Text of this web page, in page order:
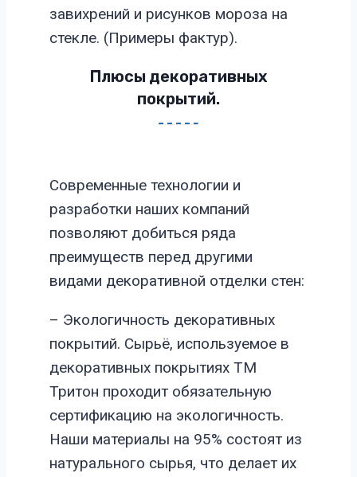
завихрений и рисунков мороза на
стекле. (Примеры фактур).
Плюсы декоративных
покрытий.
Современные технологии и
разработки наших компаний
позволяют добиться ряда
преимуществ перед другими
видами декоративной отделки стен:
– Экологичность декоративных
покрытий. Сырьё, используемое в
декоративных покрытиях ТМ
Тритон проходит обязательную
сертификацию на экологичность.
Наши материалы на 95% состоят из
натурального сырья, что делает их